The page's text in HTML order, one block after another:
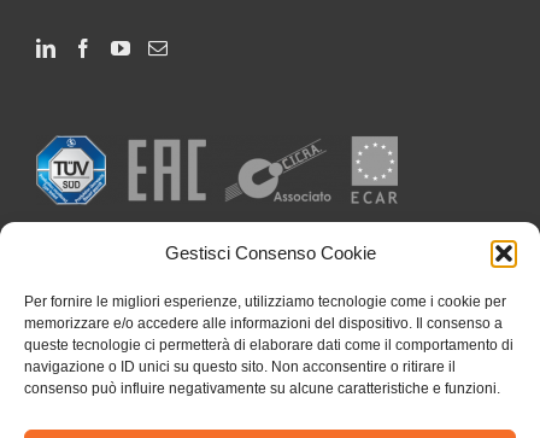
Gestisci Consenso Cookie
Per fornire le migliori esperienze, utilizziamo tecnologie come i cookie per
memorizzare e/o accedere alle informazioni del dispositivo. Il consenso a
queste tecnologie ci permetterà di elaborare dati come il comportamento di
navigazione o ID unici su questo sito. Non acconsentire o ritirare il
consenso può influire negativamente su alcune caratteristiche e funzioni.